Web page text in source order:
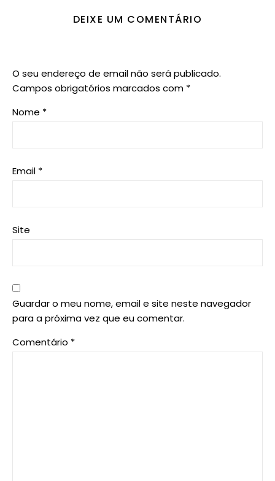
DEIXE UM COMENTÁRIO
O seu endereço de email não será publicado.
Campos obrigatórios marcados com *
Nome *
Email *
Site
Guardar o meu nome, email e site neste navegador
para a próxima vez que eu comentar.
Comentário *